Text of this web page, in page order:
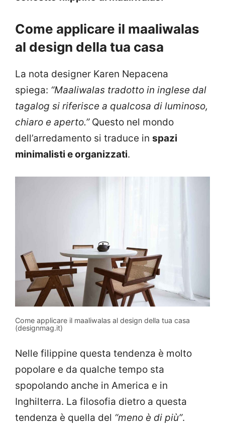
Come applicare il maaliwalas
al design della tua casa
La nota designer Karen Nepacena
spiega: “Maaliwalas tradotto in inglese dal
tagalog si riferisce a qualcosa di luminoso,
chiaro e aperto.”Questo nel mondo
dell’arredamento si traduce in spazi
minimalisti e organizzati.
Come applicare il maaliwalas al design della tua casa
(designmag.it)
Nelle filippine questa tendenza è molto
popolare e da qualche tempo sta
spopolando anche in America e in
Inghilterra. La filosofia dietro a questa
tendenza è quella del “meno è di più”.